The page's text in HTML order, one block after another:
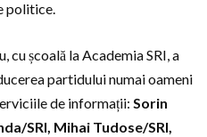
politice.
cu școală la Academia SRI, a
partidului numai oameni
de informații: Sorin
SRI, Mihai Tudose/SRI,